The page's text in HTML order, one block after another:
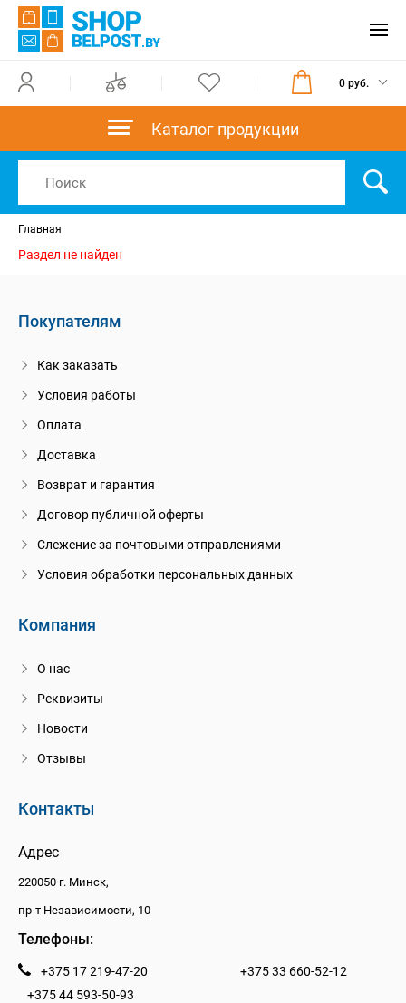
0 руб.
Каталог продукции
Главная
Раздел не найден
Покупателям
Как заказать
Условия работы
Оплата
Доставка
Возврат и гарантия
Договор публичной оферты
Слежение за почтовыми отправлениями
Условия обработки персональных данных
Компания
О нас
Реквизиты
Новости
Отзывы
Контакты
Адрес
220050 г. Минск,
пр-т Независимости, 10
Телефоны:
+375 17 219-47-20
+375 33 660-52-12
+375 44 593-50-93